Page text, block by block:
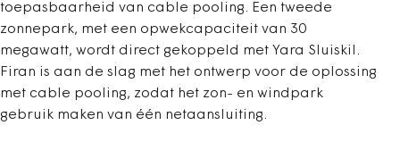
toepasbaarheid van cable pooling. Een tweede
zonnepark, met een opwekcapaciteit van 30
megawatt, wordt direct gekoppeld met Yara Sluiskil.
Firan is aan de slag met het ontwerp voor de oplossing
met cable pooling, zodat het zon- en windpark
gebruik maken van één netaansluiting.